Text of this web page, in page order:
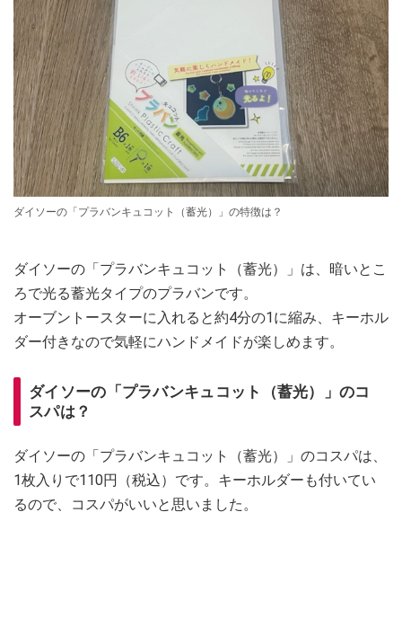
ダイソーの「プラバンキュコット（蓄光）」の特徴は？
ダイソーの「プラバンキュコット（蓄光）」は、暗いとこ
ろで光る蓄光タイプのプラバンです。
オーブントースターに入れると約4分の1に縮み、キーホル
ダー付きなので気軽にハンドメイドが楽しめます。
ダイソーの「プラバンキュコット（蓄光）」のコ
スパは？
ダイソーの「プラバンキュコット（蓄光）」のコスパは、
1枚入りで110円（税込）です。キーホルダーも付いてい
るので、コスパがいいと思いました。